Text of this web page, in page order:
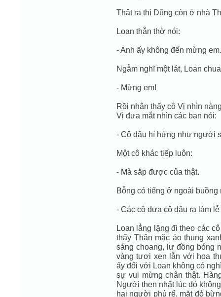
Thật ra thì Dũng còn ở nhà
Loan thẫn thờ nói:
- Anh ấy không đến mừng em.
Ngẫm nghĩ một lát, Loan
- Mừng em!
Rồi nhân thấy cô Vị nhìn
Vị đưa mắt nhìn các bạn nói:
- Cô dâu hí hửng như người
Một cô khác tiếp luôn:
- Mà sắp được của thật.
Bỗng có tiếng ở ngoài buồng
- Các cô đưa cô dâu ra làm
Loan lẳng lặng đi theo các
thấy Thân mặc áo thụng
sáng choang, lư đồng bóng
vàng tươi xen lẫn với hoa
ấy đối với Loan không có
sự vui mừng chân thật.
Người thẹn nhất lúc đó
hai người phù rể, mặt đỏ